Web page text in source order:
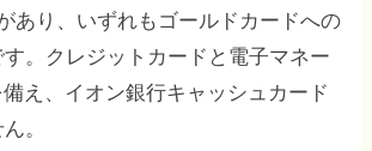
あり、いずれもゴールドカードへの
。クレジットカードと電子マネー
え、イオン銀行キャッシュカード
。